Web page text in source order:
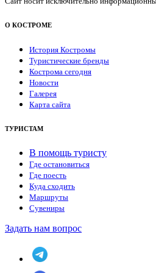
О КОСТРОМЕ
История Костромы
Туристические бренды
Кострома сегодня
Новости
Галерея
Карта сайта
ТУРИСТАМ
В помощь туристу
Где остановиться
Где поесть
Куда сходить
Маршруты
Сувениры
Задать нам вопрос